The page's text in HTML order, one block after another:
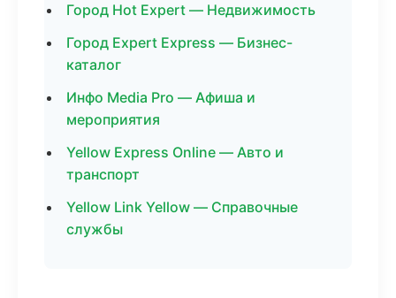
Город Hot Expert — Недвижимость
Город Expert Express — Бизнес-
каталог
Инфо Media Pro — Афиша и
мероприятия
Yellow Express Online — Авто и
транспорт
Yellow Link Yellow — Справочные
службы